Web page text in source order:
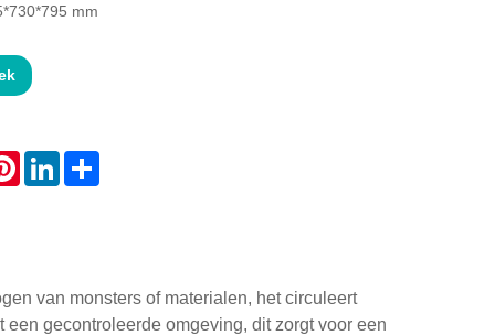
mm
PinterestLinkedInShare
van monsters of materialen, het circuleert
gecontroleerde omgeving, dit zorgt voor een